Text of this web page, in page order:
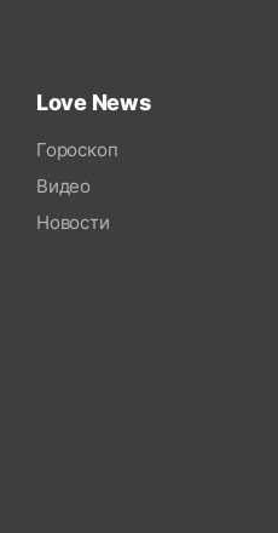
Love News
Гороскоп
Видео
Новости